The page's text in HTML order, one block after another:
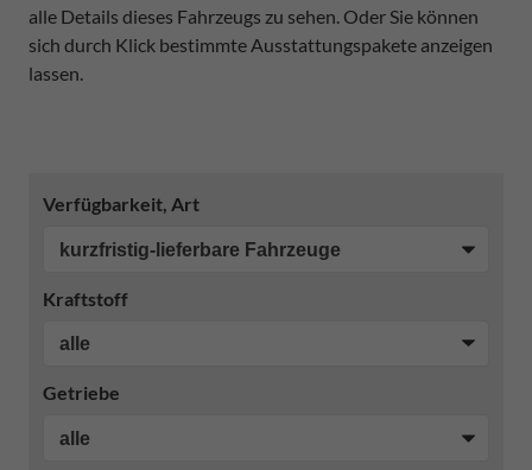
alle Details dieses Fahrzeugs zu sehen. Oder Sie können
sich durch Klick bestimmte Ausstattungspakete anzeigen
lassen.
Verfügbarkeit, Art
Kraftstoff
Getriebe